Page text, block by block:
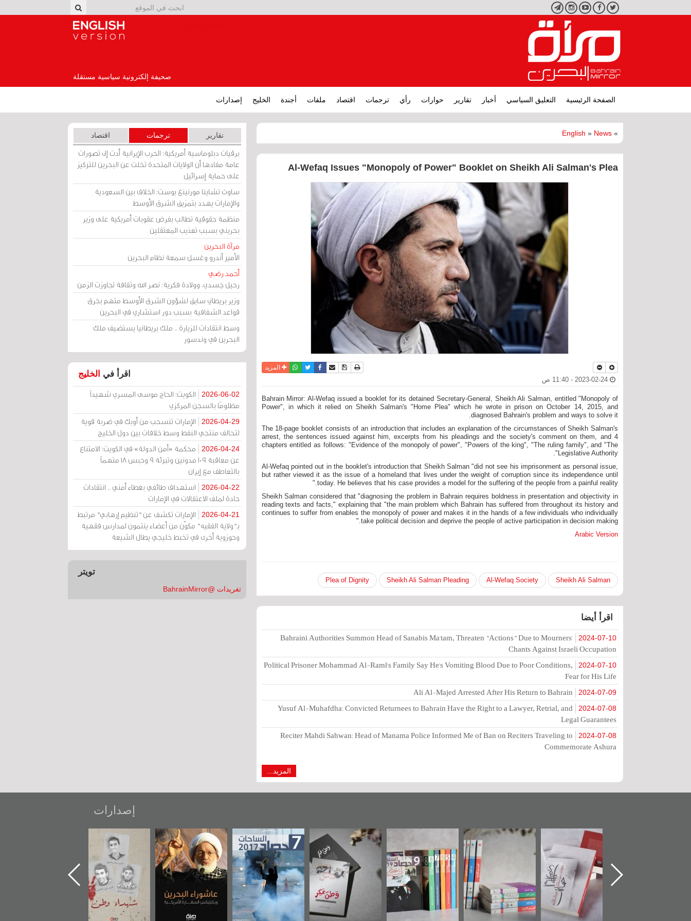
تويتر فيسبوكيوتيوبانستجرامتليجرام
صحيفة إلكترونية سياسية مستقلة
الصفحة الرئيسية التعليق السياسي أخبار تقارير حوارات رأي ترجمات اقتصاد ملفات أجندة الخليج إصدارات
»
English » News
Al-Wefaq Issues "Monopoly of Power" Booklet on Sheikh Ali Salman's Plea
نسخة للطباعة
حفظ الموضوع
أرسل الى صديق
فيسبوكتويترواتسابالمزيد
Bahrain Mirror: Al-Wefaq issued a booklet for its detained Secretary-General, Sheikh Ali Salman, entitled "Monopoly of
Power", in which it relied on Sheikh Salman's "Home Plea" which he wrote in prison on October 14, 2015, and
diagnosed Bahrain's problem and ways to solve it.
The 18-page booklet consists of an introduction that includes an explanation of the circumstances of Sheikh Salman's
arrest, the sentences issued against him, excerpts from his pleadings and the society's comment on them, and 4
chapters entitled as follows: "Evidence of the monopoly of power", "Powers of the king", "The ruling family", and "The
Legislative Authority".
Al-Wefaq pointed out in the booklet's introduction that Sheikh Salman "did not see his imprisonment as personal issue,
but rather viewed it as the issue of a homeland that lives under the weight of corruption since its independence until
today. He believes that his case provides a model for the suffering of the people from a painful reality."
Sheikh Salman considered that "diagnosing the problem in Bahrain requires boldness in presentation and objectivity in
reading texts and facts," explaining that "the main problem which Bahrain has suffered from throughout its history and
continues to suffer from enables the monopoly of power and makes it in the hands of a few individuals who individually
take political decision and deprive the people of active participation in decision making."
Arabic Version
Sheikh Ali Salman
Al-Wefaq Society
Sheikh Ali Salman Pleading
Plea of Dignity
اقرأ أيضا
2024-07-10
Bahraini Authorities Summon Head of Sanabis Ma'tam, Threaten "Actions" Due to Mourners'
Chants Against Israeli Occupation
2024-07-10
Political Prisoner Mohammad Al-Raml's Family Say He's Vomiting Blood Due to Poor Conditions,
Fear for His Life
2024-07-09
Ali Al-Majed Arrested After His Return to Bahrain
2024-07-08
Yusuf Al-Muhafdha: Convicted Returnees to Bahrain Have the Right to a Lawyer, Retrial, and
Legal Guarantees
2024-07-08
Reciter Mahdi Sahwan: Head of Manama Police Informed Me of Ban on Reciters Traveling to
Commemorate Ashura
المزيد...
تقارير ترجمات اقتصاد
برقيات دبلوماسية أمريكية: الحرب الإيرانية أدت إلى تصورات
عامة مفادها أن الولايات المتحدة تخلت عن البحرين للتركيز
على حماية إسرائيل
ساوث تشاينا مورنينغ بوست: الخلاف بين السعودية
والإمارات يهدد بتمزيق الشرق الأوسط
منظمة حقوقية تطالب بفرض عقوبات أمريكية على وزير
بحريني بسبب تعذيب المعتقلين
مرآة البحرين
الأمير أندرو وغسل سمعة نظام البحرين
أحمد رضي
رحيل جسدي، وولادة فكرية: نصر الله وثقافة تجاوزت الزمن
وزير بريطاني سابق لشؤون الشرق الأوسط متهم بخرق
قواعد الشفافية بسبب دور استشاري في البحرين
وسط انتقادات للزيارة .. ملك بريطانيا يستضيف ملك
البحرين في وندسور
اقرأ في الخليج
2026-06-02
الكويت: الحاج موسى المسري شهيداً
مظلومًا بالسجن المركزي
2026-04-29
الإمارات تنسحب من أوبك في ضربة قوية
لتحالف منتجي النفط وسط خلافات بين دول الخليج
2026-04-24
محكمة «أمن الدولة» في الكويت: الامتناع
عن معاقبة 109 مدونين وتبرئة 9 وحبس 18 متهماً
بالتعاطف مع إيران
2026-04-22
استهداف طائفي بغطاء أمني .. انتقادات
حادة لملف الاعتقالات في الإمارات
2026-04-21
الإمارات تكشف عن "تنظيم إرهابي" مرتبط
بـ"ولاية الفقيه" مكوّن من أعضاء ينتمون لمدارس فقهية
وحوزوية أخرى في تخبط خليجي يطال الشيعة
تويتر
تغريدات @BahrainMirror
إصدارات
السهلاوي في ذكراه
"حماة الباب الأخير":
الإصدار الأول عن
اعتصام الدراز
وأحداث ساحة
الفداء لمركز أوال
للدراسات والتوثيق
تصنيف موضوعي
للوثائق البريطانية
يقدمه «مركز أوال»
في سلسلة من 5
كتب
تصدر حصاد
الساحات 2019
«وطن عكر» رواية
جديدة لمعتقل
عسكري تصدر عن
«مرآة البحرين»
حصاد 2017
عاشوراء البحرين...
ويكيليكس السفارة
الأمريكية
شهداء وطن